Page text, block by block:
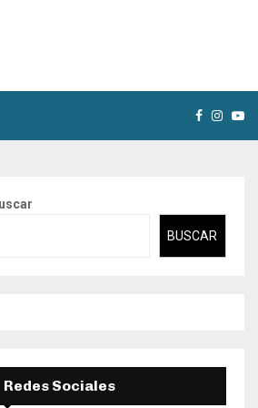
Facebook
BUSCAR
Redes Sociales